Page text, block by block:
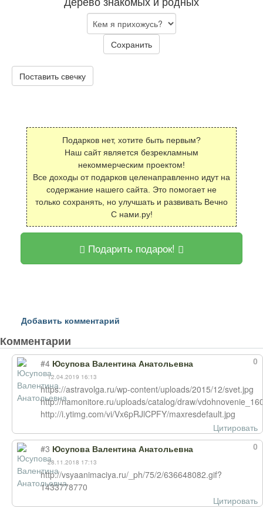
Сохранить
Поставить свечку
Подарков нет, хотите быть первым?
Наш сайт является безрекламным
некоммерческим проектом!
Все доходы от подарков целенаправленно идут на
содержание нашего сайта. Это помогает не
только сохранять, но улучшать и развивать Вечно
С нами.ру!
Подарить подарок!
Добавить комментарий
Комментарии
0
#4 Юсупова Валентина Анатольевна
12.04.2019 16:13
https://astravolga.ru/wp-content/uploads/2015/12/svet.jpg
http://namonitore.ru/uploads/catalog/draw/
http://i.ytimg.com/vi/Vx6pRJlCPFY/maxresdefault.jpg
Цитировать
0
#3 Юсупова Валентина Анатольевна
28.11.2018 17:13
http://vsyaanimaciya.ru/_ph/75/2/636648082.gif?
1433778770
Цитировать